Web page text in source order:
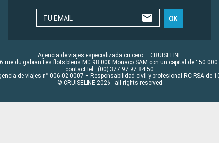
TU EMAIL OK
Agencia de viajes especializada crucero – CRUISELINE
rue du gabian Les flots bleus MC 98 000 Monaco SAM con un capital de 150 000
contact tel : (00) 377 97 97 84 50
de viajes n° 006 02 0007 – Responsabilidad civil y profesional RC RSA de
© CRUISELINE 2026 - all rights reserved